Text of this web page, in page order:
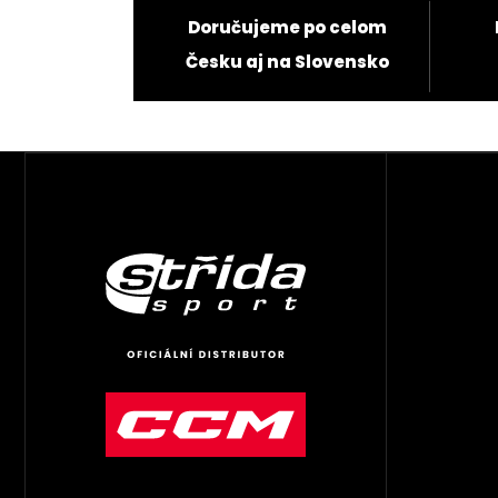
Doručujeme po celom
Česku aj na Slovensko